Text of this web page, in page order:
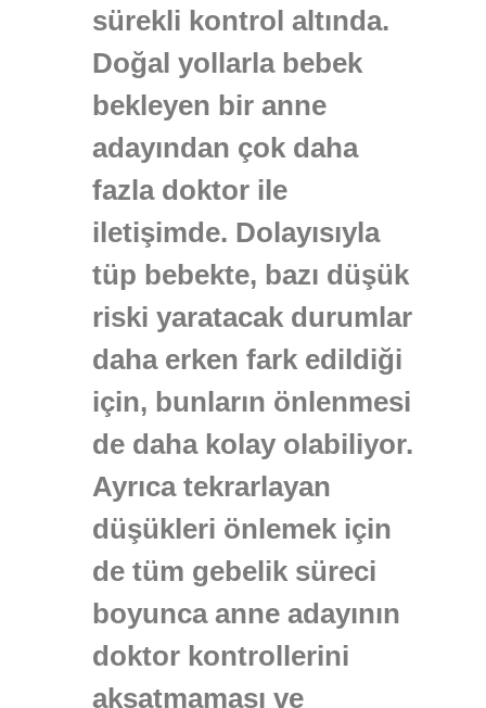
sürekli kontrol altında.
Doğal yollarla bebek
bekleyen bir anne
adayından çok daha
fazla doktor ile
iletişimde. Dolayısıyla
tüp bebekte, bazı düşük
riski yaratacak durumlar
daha erken fark edildiği
için, bunların önlenmesi
de daha kolay olabiliyor.
Ayrıca tekrarlayan
düşükleri önlemek için
de tüm gebelik süreci
boyunca anne adayının
doktor kontrollerini
aksatmaması ve